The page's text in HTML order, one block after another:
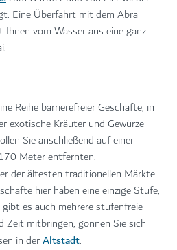
Eine Überfahrt mit dem Abra
vom Wasser aus eine ganz
Reihe barrierefreier Geschäfte, in
exotische Kräuter und Gewürze
Sie anschließend auf einer
Meter entfernten,
der ältesten traditionellen Märkte
hier haben eine einzige Stufe,
es auch mehrere stufenfreie
Zeit mitbringen, gönnen Sie sich
in derAltstadt.